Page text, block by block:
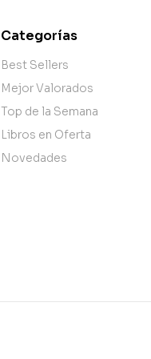
Categorías
Best Sellers
Mejor Valorados
Top de la Semana
Libros en Oferta
Novedades